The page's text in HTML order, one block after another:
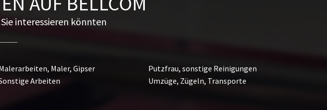
interessieren könnten
Maler, Gipser
Putzfrau, sonstige Reinigungen
Arbeiten
Umzüge, Zügeln, Transporte